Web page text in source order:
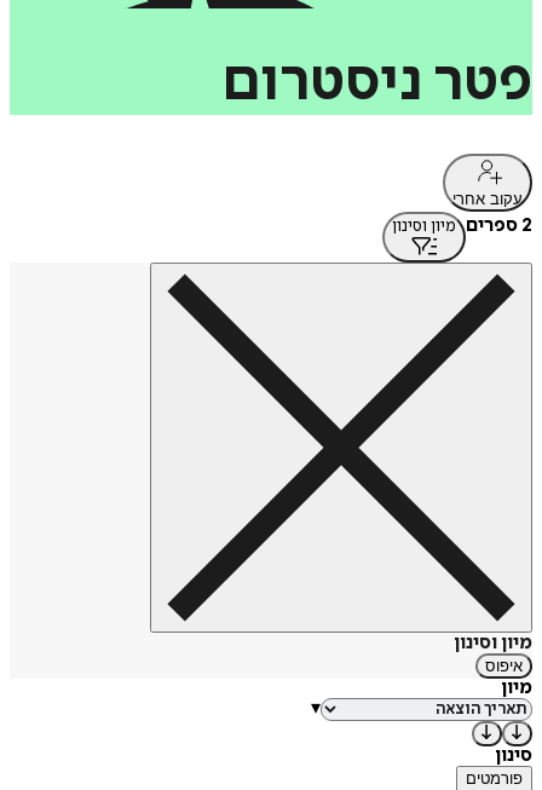
פטר ניסטרום
עקוב אחרי
2 ספרים מיון וסינון
מיון וסינון
איפוס
מיון
▾
סינון
פורמטים